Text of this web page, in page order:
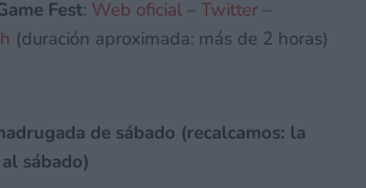
Fest: Web oficial Twitter
(duración aproximada: más de 2 horas)
de sábado (recalcamos: la
sábado)